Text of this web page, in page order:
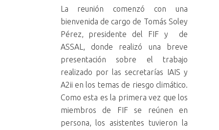
La reunión comenzó con una
bienvenida de cargo de Tomás Soley
Pérez, presidente del FIF y de
ASSAL, donde realizó una breve
presentación sobre el trabajo
realizado por las secretarías IAIS y
A2ii en los temas de riesgo climático.
Como esta es la primera vez que los
miembros de FIF se reúnen en
persona, los asistentes tuvieron la